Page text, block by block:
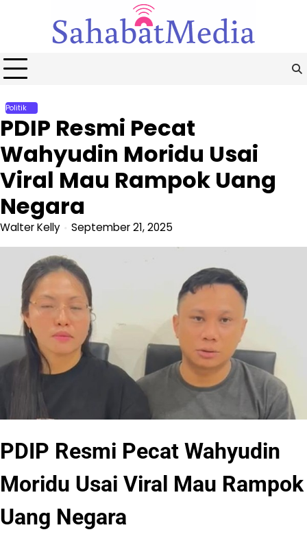
Politik
PDIP Resmi Pecat
Wahyudin Moridu Usai
Viral Mau Rampok Uang
Negara
Walter Kelly September 21, 2025
PDIP Resmi Pecat Wahyudin
Moridu Usai Viral Mau Rampok
Uang Negara